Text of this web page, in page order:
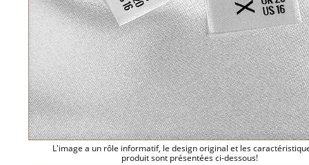
L'image a un rôle informatif, le design original et les
produit sont présentées ci-dessous!